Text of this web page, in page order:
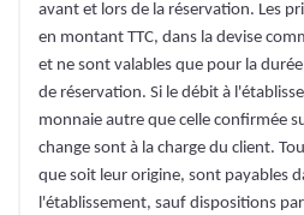
avant et lors de la réservation. Les
en montant TTC, dans la devise
et ne sont valables que pour la
de réservation. Si le débit à
monnaie autre que celle confirmée
change sont à la charge du client.
que soit leur origine, sont payables
l'établissement, sauf dispositions